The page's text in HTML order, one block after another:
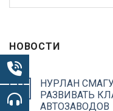
НОВОСТИ
11
Май
НУРЛАН
РАЗВИВАТЬ
АВТОЗАВОДОВ